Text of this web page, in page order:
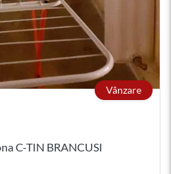
Vânzare
C-TIN BRANCUSI